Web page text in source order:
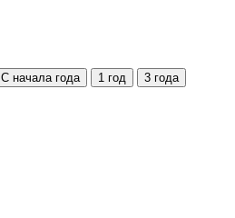
C начала года 1 год
3 года